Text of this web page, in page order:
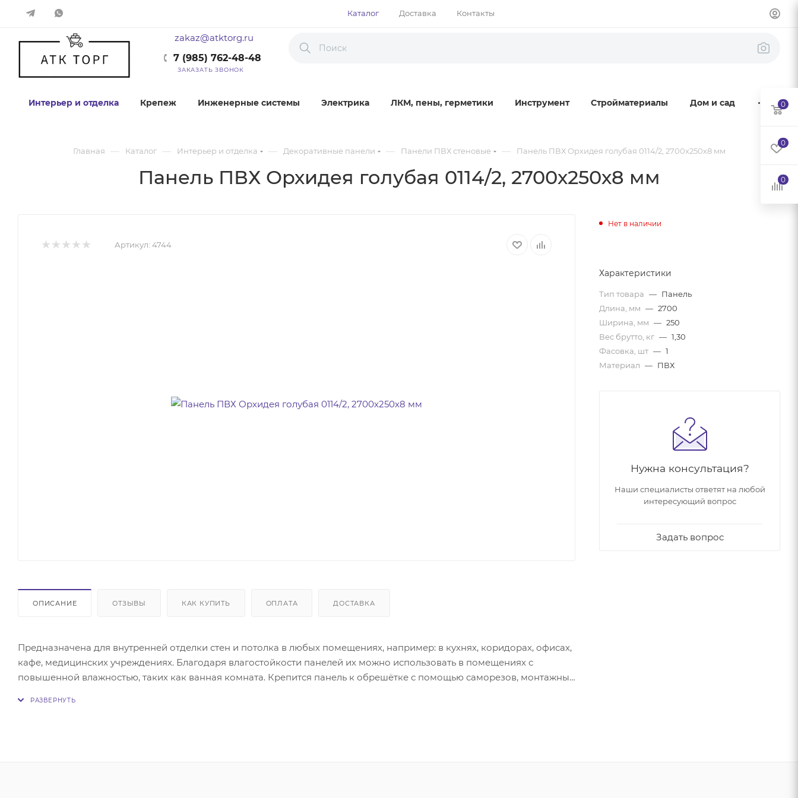
Каталог Доставка Контакты
zakaz@atktorg.ru
7 (985) 762-48-48
ЗАКАЗАТЬ ЗВОНОК
Интерьер и отделка Крепеж Инженерные системы Электрика ЛКМ, пены, герметики Инструмент Стройматериалы Дом и сад
Главная — Каталог — Интерьер и отделка — Декоративные панели — Панели ПВХ стеновые — Панель ПВХ Орхидея голубая 0114/2, 2700х250х8 мм
Панель ПВХ Орхидея голубая 0114/2, 2700х250х8 мм
Артикул: 4744
ОПИСАНИЕ ОТЗЫВЫ КАК КУПИТЬ ОПЛАТА ДОСТАВКА
Предназначена для внутренней отделки стен и потолка в любых помещениях, например: в кухнях, коридорах, офисах,
кафе, медицинских учреждениях. Благодаря влагостойкости панелей их можно использовать в помещениях с
повышенной влажностью, таких как ванная комната. Крепится панель к обрешётке с помощью саморезов, монтажных
Нет в наличии
Характеристики
Тип товара — Панель
Длина, мм — 2700
Ширина, мм — 250
Вес брутто, кг — 1,30
Фасовка, шт — 1
Материал — ПВХ
Нужна консультация?
Наши специалисты ответят на любой
интересующий вопрос
Задать вопрос
0
0
0